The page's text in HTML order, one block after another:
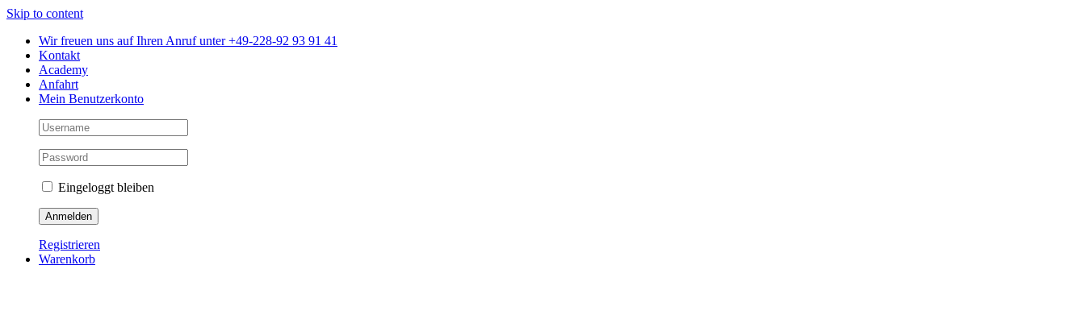
Skip to content
Wir freuen uns auf Ihren Anruf unter +49-228-92 93 91 41
Kontakt
Academy
Anfahrt
Mein Benutzerkonto
Eingeloggt bleiben
Registrieren
Warenkorb